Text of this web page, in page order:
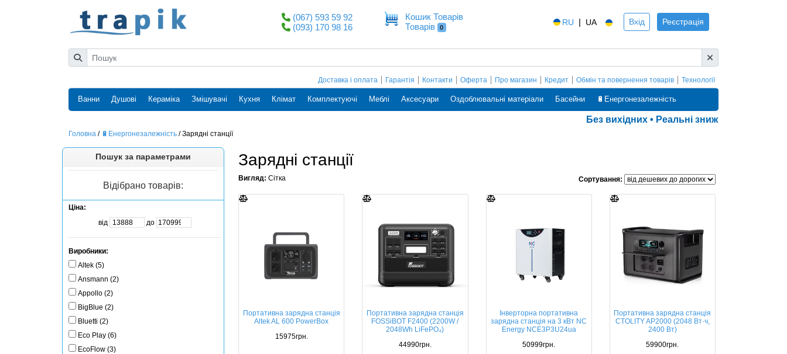
(067) 593 59 92
(093) 170 98 16
Кошик Товарів
Товарів
0
RU | UA Вхід Реєстрація
Доставка і оплата Гарантія Контакти Оферта Про магазин Кредит Обмін та повернення товарів Технології
Ванни Душові Кераміка Змішувачі Кухня Клімат Комплектуючі Меблі Аксесуари Оздоблювальні матеріали Басейни 🔋Енергонезалежність
Без вихідних • Реальні знижки • Оплата
Головна / 🔋Енергонезалежність /Зарядні станції
Пошук за параметрами
Відібрано товарів:
Ціна:
від
до
Виробники:
Altek (5)
Ansmann (2)
Appollo (2)
BigBlue (2)
Bluetti (2)
Eco Play (6)
EcoFlow (3)
Зарядні станції
Вигляд: Сітка Сортування:
Портативна зарядна станція
Altek AL 600 PowerBox
15975грн.
Портативна зарядна станція
FOSSiBOT F2400 (2200W /
2048Wh LiFePO₄)
44990грн.
Інверторна портативна
зарядна станція на 3 кВт NC
Energy NCE3P3U24ua
50999грн.
Портативна зарядна станція
CTOLITY AP2000 (2048 Вт·ч,
2400 Вт)
59900грн.